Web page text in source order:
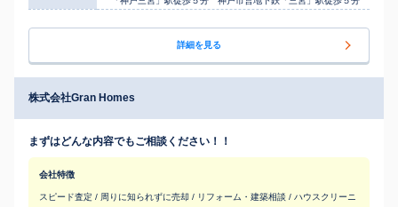
詳細を見る
株式会社Gran Homes
まずはどんな内容でもご相談ください！！
会社特徴
スピード査定 / 周りに知られずに売却 / リフォーム・建築相談 / ハウスクリーニ